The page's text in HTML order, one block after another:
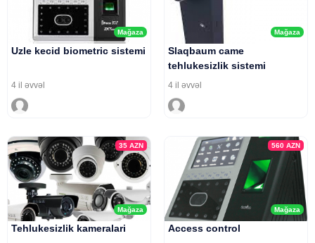
Mağaza
Uzle kecid biometric sistemi
4 il əvvəl
Mağaza
Slaqbaum came
tehlukesizlik sistemi
4 il əvvəl
Mağaza
35AZN
Tehlukesizlik kameralari
Mağaza
560 AZN
Access control